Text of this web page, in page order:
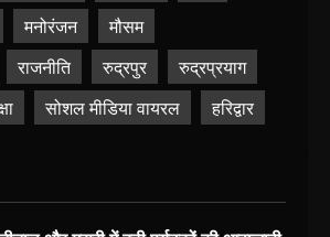
मनोरंजन
मौसम
राजनीति रुद्रपुर
रुद्रप्रयाग
सोशल मीडिया वायरल हरिद्वार